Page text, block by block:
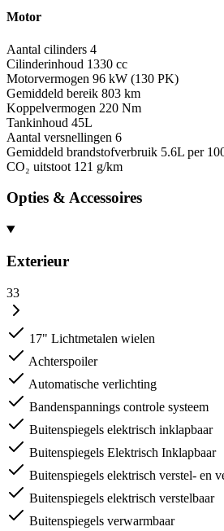
Motor
Aantal cilinders 4
Cilinderinhoud 1330 cc
Motorvermogen 96 kW (130 PK)
Gemiddeld bereik 803 km
Koppelvermogen 220 Nm
Tankinhoud 45L
Aantal versnellingen 6
Gemiddeld brandstofverbruik 5.6L per
CO₂ uitstoot 121 g/km
Opties & Accessoires
Exterieur
33
17" Lichtmetalen wielen
Achterspoiler
Automatische verlichting
Bandenspannings controle systeem
Buitenspiegels elektrisch inklapbaar
Buitenspiegels Elektrisch Inklapbaar
Buitenspiegels elektrisch verstel- en
Buitenspiegels elektrisch verstelbaar
Buitenspiegels verwarmbaar